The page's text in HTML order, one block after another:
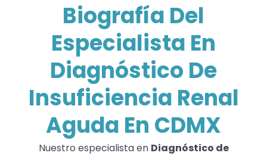
Biografía Del
Especialista En
Diagnóstico De
Insuficiencia Renal
Aguda En CDMX
Nuestro especialista en Diagnóstico de